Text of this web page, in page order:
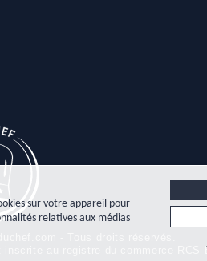
sur votre appareil pour
relatives aux médias